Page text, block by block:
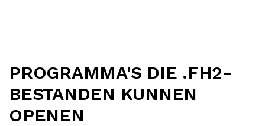
PROGRAMMA'S DIE .FH2-
BESTANDEN KUNNEN
OPENEN